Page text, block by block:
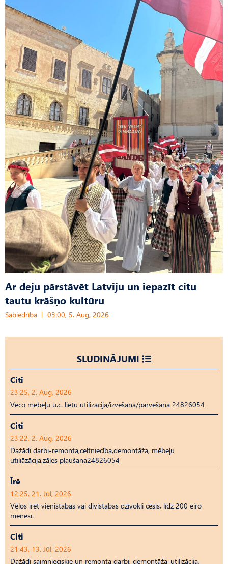
Ar deju pārstāvēt Latviju un iepazīt citu
tautu krāšņo kultūru
Sabiedrība 03:00, 5. Aug, 2026
SLUDINĀJUMI
Citi
23:25, 2. Aug, 2026
Veco mēbeļu u.c. lietu utilizācija/izvešana/pārvešana 24826054
Citi
23:22, 2. Aug, 2026
Dažādi darbi-remonta,celtniecība,demontāža, mēbeļu
utiliāzācija,zāles pļaušana24826054
Īrē
12:25, 21. Jūl, 2026
Vēlos īrēt vienistabas vai divistabas dzīvokli cēsīs, līdz 200 eiro
mēnesī.
Citi
21:43, 13. Jūl, 2026
Dažādi saimnieciskie un remonta darbi, demontāža-utilizācija,